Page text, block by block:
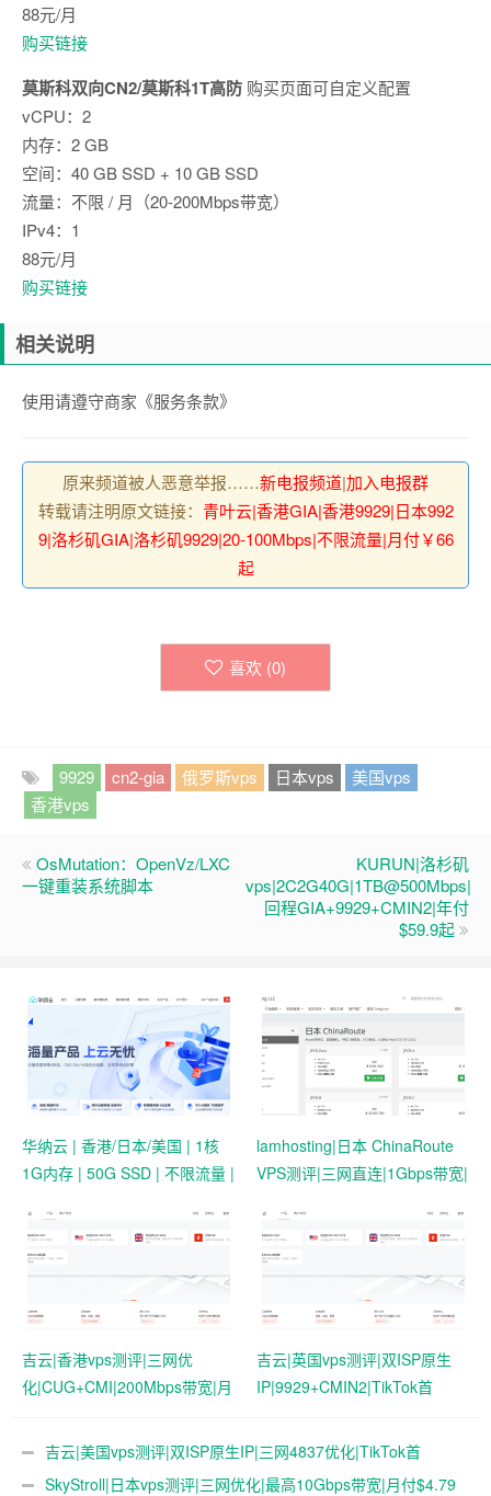
88元/月
购买链接
莫斯科双向CN2/莫斯科1T高防 购买页面可自定义配置
vCPU：2
内存：2 GB
空间：40 GB SSD + 10 GB SSD
流量：不限 / 月（20-200Mbps带宽）
IPv4：1
88元/月
购买链接
相关说明
使用请遵守商家《服务条款》
原来频道被人恶意举报……新电报频道|加入电报群
转载请注明原文链接： 青叶云|香港GIA|香港9929|日本992
9|洛杉矶GIA|洛杉矶9929|20-100Mbps|不限流量|月付￥66
起
喜欢 (0)
9929 cn2-gia 俄罗斯vps 日本vps
美国vps
香港vps
OsMutation：OpenVz/LXC
一键重装系统脚本
KURUN|洛杉矶
vps|2C2G40G|1TB@500Mbps|
回程GIA+9929+CMIN2|年付
$59.9起
华纳云 | 香港/日本/美国 | 1核
1G内存 | 50G SSD | 不限流量 |
lamhosting|日本 ChinaRoute
VPS测评|三网直连|1Gbps带宽|
&ChatGPT
吉云|香港vps测评|三网优
化|CUG+CMI|200Mbps带宽|月
吉云|英国vps测评|双ISP原生
IP|9929+CMIN2|TikTok首
吉云|美国vps测评|双ISP原生IP|三网4837优化|TikTok首
选|1T@1Gbps|月付￥42
SkyStroll|日本vps测评|三网优化|最高10Gbps带宽|月付$4.79